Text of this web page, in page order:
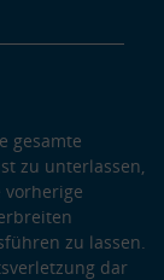
gesamte
zu unterlassen,
vorherige
zu lassen.
dar